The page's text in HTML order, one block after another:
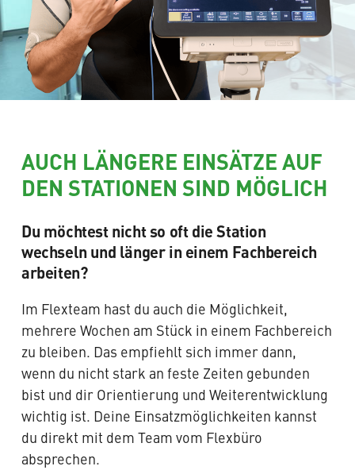
AUCH LÄNGERE EINSÄTZE AUF
DEN STATIONEN SIND MÖGLICH
Du möchtest nicht so oft die Station
wechseln und länger in einem Fachbereich
arbeiten?
Im Flexteam hast du auch die Möglichkeit,
mehrere Wochen am Stück in einem Fachbereich
zu bleiben. Das empfiehlt sich immer dann,
wenn du nicht stark an feste Zeiten gebunden
bist und dir Orientierung und Weiterentwicklung
wichtig ist. Deine Einsatzmöglichkeiten kannst
du direkt mit dem Team vom Flexbüro
absprechen.